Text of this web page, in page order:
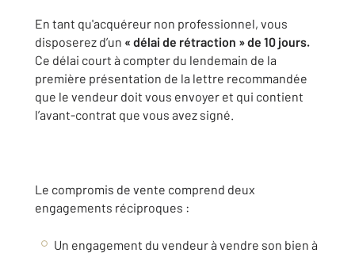
En tant qu'acquéreur non professionnel, vous
disposerez d’un « délai de rétraction » de 10 jours.
Ce délai court à compter du lendemain de la
première présentation de la lettre recommandée
que le vendeur doit vous envoyer et qui contient
l’avant-contrat que vous avez signé.
Le compromis de vente comprend deux
engagements réciproques :
Un engagement du vendeur à vendre son bien à